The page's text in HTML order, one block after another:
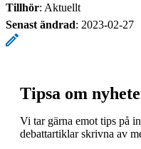
Tillhör: Aktuellt
Senast ändrad: 2023-02-27
Tipsa om
Vi tar gärna emot tips på
debattartiklar skrivna av